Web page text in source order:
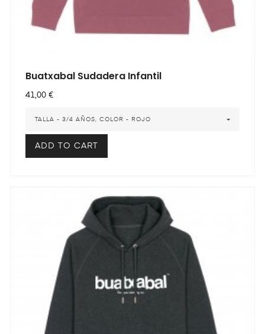
Buatxabal Sudadera Infantil
Precio
41,00 €
TALLA - 3/4 AÑOS, COLOR - ROJO
ADD TO CART